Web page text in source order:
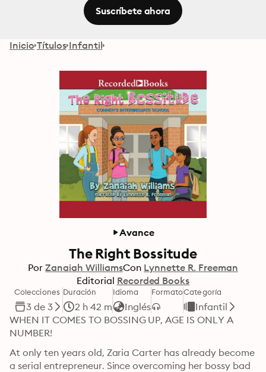
Suscríbete ahora
Inicio Títulos Infantil
Avance
The Right Bossitude
Por Zanaiah WilliamsCon Lynnette R. Freeman
Editorial Recorded Books
Colecciones
3 de 3
Duración
2 h 42 m
Idioma
Inglés
FormatoCategoría
Infantil
WHEN IT COMES TO BOSSING UP, AGE IS ONLY A
NUMBER!
At only ten years old, Zaria Carter has already become
a serial entrepreneur. Since overcoming her bossy bad